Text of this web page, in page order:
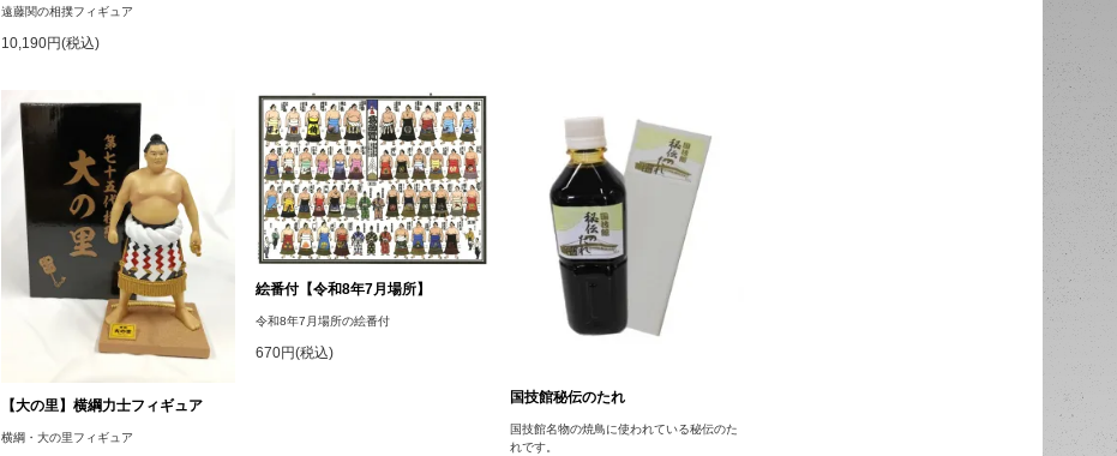
遠藤関の相撲フィギュア
10,190円(税込)
【大の里】横綱力士フィギュア
横綱・大の里フィギュア
絵番付【令和8年7月場所】
令和8年7月場所の絵番付
670円(税込)
国技館秘伝のたれ
国技館名物の焼鳥に使われている秘伝のた
れです。